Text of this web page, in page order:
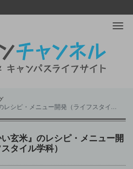
シピ・メニュー開発（ライフスタイル学科）
い玄米』のレシピ・メニュー開
タイル学科）